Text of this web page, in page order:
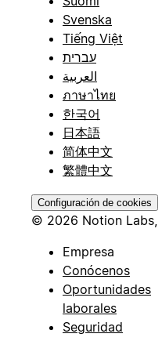
Svenska
Tiếng Việt
עברית
العربية
ภาษาไทย
한국어
日本語
简体中文
繁體中文
Configuración de cookies
© 2026 Notion Labs,
Empresa
Conócenos
Oportunidades
laborales
Seguridad